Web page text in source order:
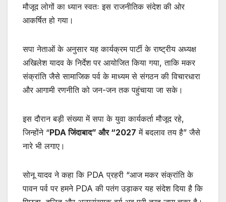
मौजूद लोगों का ध्यान स्वतः इस राजनीतिक संदेश की ओर
आकर्षित हो गया।
सपा नेताओं के अनुसार यह कार्यक्रम पार्टी के राष्ट्रीय अध्यक्ष
अखिलेश यादव के निर्देश पर आयोजित किया गया, ताकि मकर
संक्रांति जैसे सामाजिक पर्व के माध्यम से संगठन की विचारधारा
और आगामी रणनीति को जन-जन तक पहुंचाया जा सके।
इस दौरान बड़ी संख्या में सपा के युवा कार्यकर्ता मौजूद रहे,
जिन्होंने “PDA जिंदाबाद” और “2027 में बदलाव तय है” जैसे
नारे भी लगाए।
सोनू यादव ने कहा कि PDA प्रहरी “आज मकर संक्रांति के
पावन पर्व पर हमने PDA की पतंग उड़ाकर यह संदेश दिया है कि